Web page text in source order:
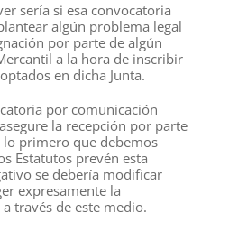
sería si esa convocatoria
algún problema legal
por parte de algún
a la hora de inscribir
en dicha Junta.
por comunicación
la recepción por parte
lo primero que debemos
Estatutos prevén esta
se debería modificar
expresamente la
través de este medio.